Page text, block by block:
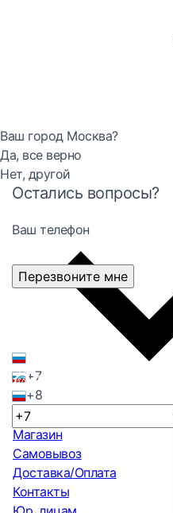
Ваш город Москва?
Да, все верно
Нет, другой
Остались вопросы?
Ваш телефон
+7
+8
Перезвоните мне
Магазин
Самовывоз
Доставка/Оплата
Контакты